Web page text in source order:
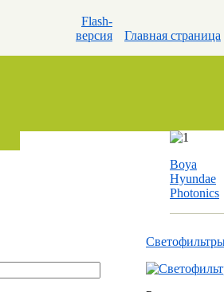
Flash-
версия
Главная страница
Boya
Hyundae
Photonics